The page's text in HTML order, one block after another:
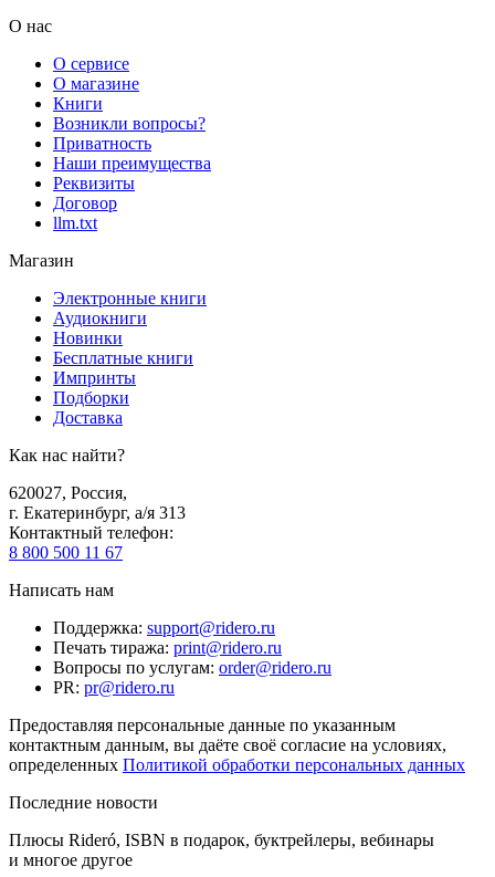
О нас
О сервисе
О магазине
Книги
Возникли вопросы?
Приватность
Наши преимущества
Реквизиты
Договор
llm.txt
Магазин
Электронные книги
Аудиокниги
Новинки
Бесплатные книги
Импринты
Подборки
Доставка
Как нас найти?
620027, Россия,
г. Екатеринбург, а/я 313
Контактный телефон:
8 800 500 11 67
Написать нам
Поддержка: support@ridero.ru
Печать тиража: print@ridero.ru
Вопросы по услугам: order@ridero.ru
PR: pr@ridero.ru
Предоставляя персональные данные по указанным
контактным данным, вы даёте своё согласие на условиях,
определенных Политикой обработки персональных данных
Последние новости
Плюсы Rideró, ISBN в подарок, буктрейлеры, вебинары
и многое другое